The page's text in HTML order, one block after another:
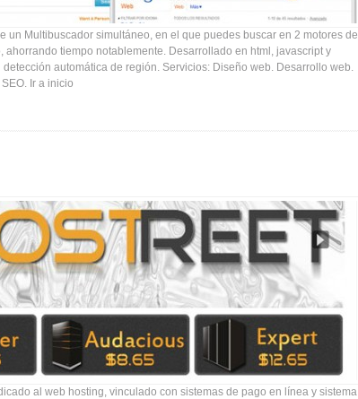
un Multibuscador simultáneo, en el que puedes buscar en 2 motores de
ahorrando tiempo notablemente. Desarrollado en html, javascript y
automática de región. Servicios: Diseño web. Desarrollo web.
Ir a inicio
al web hosting, vinculado con sistemas de pago en línea y sistema